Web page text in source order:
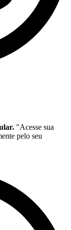
"Acesse sua
pelo seu